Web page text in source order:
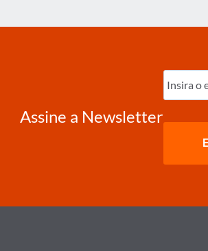
Assine a Newsletter
Digite
o
e-